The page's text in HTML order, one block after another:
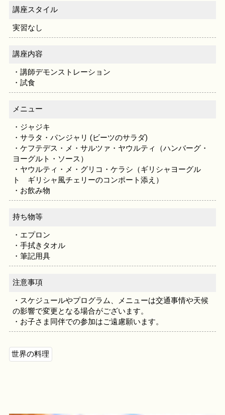
講座スタイル
実習なし
講座内容
・講師デモンストレーション
・試食
メニュー
・ジャジキ
・サラタ・パンジャリ (ビーツのサラダ)
・ケフテデス・メ・サルツァ・ヤウルティ（ハンバーグ・
ヨーグルト・ソース）
・ヤウルティ・メ・グリコ・ケラシ（ギリシャヨーグル
ト ギリシャ風チェリーのコンポート添え）
・お飲み物
持ち物等
・エプロン
・手拭きタオル
・筆記用具
注意事項
・スケジュールやプログラム、メニューは交通事情や天候
の影響で変更となる場合がございます。
・お子さま同伴での参加はご遠慮願います。
世界の料理